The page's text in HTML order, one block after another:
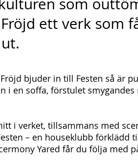
som
ett verk som
bjuder in till Festen så är
i en soffa, förstulet
i verket, tillsammans med
– en houseklubb förklädd
Yared får du följa med